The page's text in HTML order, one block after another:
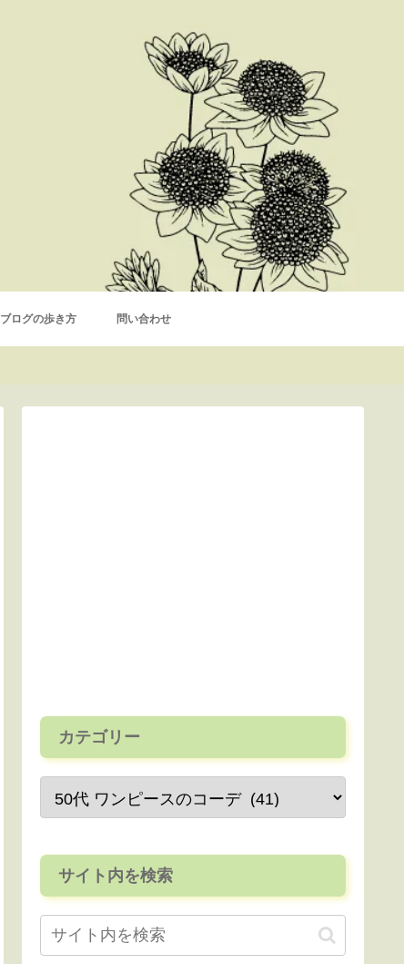
ブログの歩き方 問い合わせ
カテゴリー
サイト内を検索